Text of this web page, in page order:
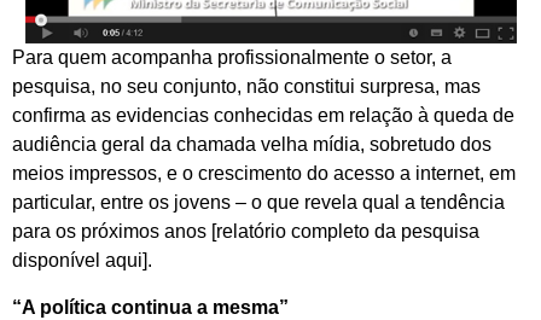
Para quem acompanha profissionalmente o setor, a
pesquisa, no seu conjunto, não constitui surpresa, mas
confirma as evidencias conhecidas em relação à queda de
audiência geral da chamada velha mídia, sobretudo dos
meios impressos, e o crescimento do acesso a internet, em
particular, entre os jovens – o que revela qual a tendência
para os próximos anos [relatório completo da pesquisa
disponível aqui].
“A política continua a mesma”